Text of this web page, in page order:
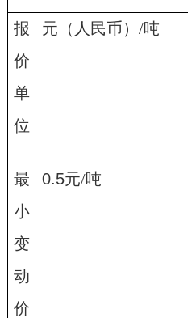
报
价
单
位
元（人民币） /吨
最
小
变
动
价
0.5元/吨